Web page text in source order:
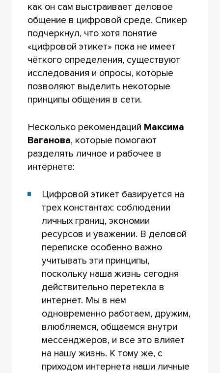
как он сам выстраивает деловое
общение в цифровой среде. Спикер
подчеркнул, что хотя понятие
«цифровой этикет» пока не имеет
чёткого определения, существуют
исследования и опросы, которые
позволяют выделить некоторые
принципы общения в сети.
Несколько рекомендаций Максима
Ваганова, которые помогают
разделять личное и рабочее в
интернете:
Цифровой этикет базируется на
трех константах: соблюдении
личных границ, экономии
ресурсов и уважении. В деловой
переписке особенно важно
учитывать эти принципы,
поскольку наша жизнь сегодня
действительно перетекла в
интернет. Мы в нем
одновременно работаем, дружим,
влюбляемся, общаемся внутри
мессенджеров, и все это влияет
на нашу жизнь. К тому же, с
приходом интернета наши личные